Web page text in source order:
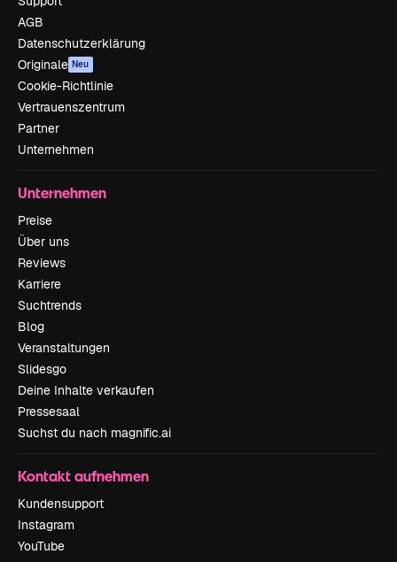
AGB
Datenschutzerklärung
Originale Neu
Cookie-Richtlinie
Vertrauenszentrum
Partner
Unternehmen
Unternehmen
Preise
Über uns
Reviews
Karriere
Suchtrends
Blog
Veranstaltungen
Slidesgo
Deine Inhalte verkaufen
Pressesaal
Suchst du nach magnific.ai
Kontakt aufnehmen
Kundensupport
Instagram
YouTube